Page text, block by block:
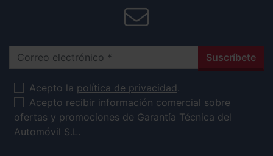
Correo electrónico Suscríbete
Acepto la política de privacidad.
Acepto recibir información comercial sobre
ofertas y promociones de Garantía Técnica del
Automóvil S.L.